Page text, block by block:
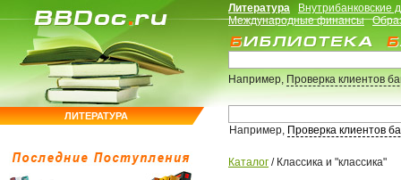
ЛИТЕРАТУРА
Литература
Внутрибанковские
Международные финансы
Например,Проверка клиентов
Например, Проверка клиентов
Каталог / Классика и "классика"